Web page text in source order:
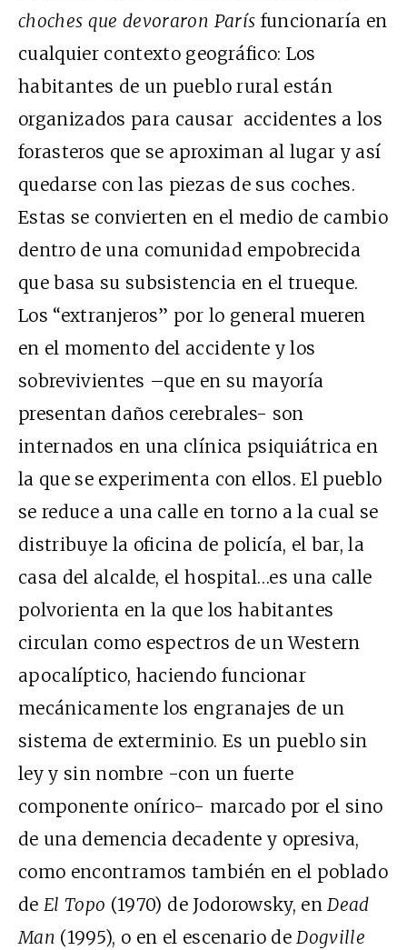
choches que devoraron París funcionaría en
cualquier contexto geográfico: Los
habitantes de un pueblo rural están
organizados para causar accidentes a los
forasteros que se aproximan al lugar y así
quedarse con las piezas de sus coches.
Estas se convierten en el medio de cambio
dentro de una comunidad empobrecida
que basa su subsistencia en el trueque.
Los “extranjeros” por lo general mueren
en el momento del accidente y los
sobrevivientes –que en su mayoría
presentan daños cerebrales- son
internados en una clínica psiquiátrica en
la que se experimenta con ellos. El pueblo
se reduce a una calle en torno a la cual se
distribuye la oficina de policía, el bar, la
casa del alcalde, el hospital…es una calle
polvorienta en la que los habitantes
circulan como espectros de un Western
apocalíptico, haciendo funcionar
mecánicamente los engranajes de un
sistema de exterminio. Es un pueblo sin
ley y sin nombre -con un fuerte
componente onírico- marcado por el sino
de una demencia decadente y opresiva,
como encontramos también en el poblado
deEl Topo (1970) de Jodorowsky, enDead
Man (1995), o en el escenario deDogville